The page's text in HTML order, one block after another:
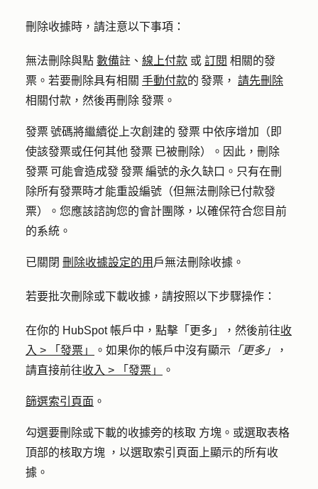
刪除收據時，請注意以下事項：
無法刪除與點 數備註、 線上付款 或 訂閱 相關的發
票。若要刪除具有相關 手動付款的 發票， 請先刪除
相關付款，然後再刪除 發票。
發票 號碼將繼續從上次創建的 發票 中依序增加（即
使該發票或任何其他 發票 已被刪除）。因此，刪除
發票 可能會造成發 發票 編號的永久缺口。只有在刪
除所有發票時才能重設編號（但無法刪除已付款發
票）。您應該諮詢您的會計團隊，以確保符合您目前
的系統。
已關閉 刪除收據設定的用 戶無法刪除收據。
若要批次刪除或下載收據，請按照以下步驟操作：
在你的 HubSpot 帳戶中，點擊 「更多」 ，然後前往收
入 > 「發票」 。如果你的帳戶中沒有顯示 「更多」
，
請直接前往收入 > 「發票」 。
篩選索引頁面 。
勾選要刪除或下載的收據旁的核取 方塊。或選取表格
頂部的核取方塊 ，以選取索引頁面上顯示的所有收
據。